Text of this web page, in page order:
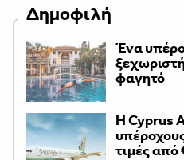
Δημοφιλή
Ένα
φαγητό
H Cyprus
τιμές από